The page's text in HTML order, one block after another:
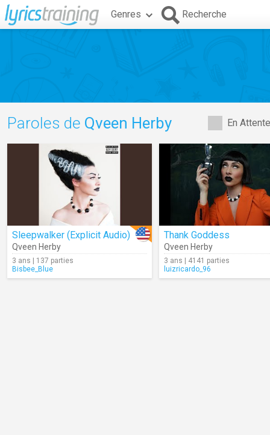
Genres Recherche
En
Paroles de Qveen Herby
Sleepwalker (Explicit Audio)
Qveen Herby
3 ans | 137 parties
Bisbee_Blue
Thank Goddess
Qveen Herby
3 ans | 4141 parties
luizricardo_96